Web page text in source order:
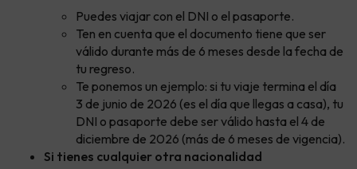
Puedes viajar con el DNI o el pasaporte.
Ten en cuenta que el documento tiene que ser
válido durante más de 6 meses desde la fecha de
tu regreso.
Te ponemos un ejemplo: si tu viaje termina el día
3 de junio de 2026 (es el día que llegas a casa), tu
DNI o pasaporte debe ser válido hasta el 4 de
diciembre de 2026 (más de 6 meses de vigencia).
Si tienes cualquier otra nacionalidad